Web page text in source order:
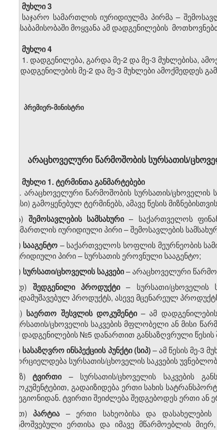
მუხლი 3
საჯარო სამართლის იურიდიულმა პირმა –
შესაბამისობაში მოყვანა ამ დადგენილების
მუხლი 4
1. დადგენილება, გარდა მე-2 და მე-3 მუხლებისა,
2. დადგენილების მე-2 და მე-3 მუხლები ამოქმედდეს
პრემიერ-მინისტრი
არაცხოველური წარმოშობის სურსათის/
მუხლი 1.ტერმინთაგანმარტებები
1. არაცხოველური წარმოშობის სურსათის/ცხოველის
წესი) გამოყენებულ ტერ­მი­ნებს, ამავე წესის
ა) შემოსავლების სამსახური– სა­ქართველოს
სამართლის იუ­რი­დიული პირი – შემოსავლების
ბ) სააგენტო – საქართველოს სოფლის მეურნეობის
იურიდიული პირი – სურსათის ეროვნული სა­აგენტო;
გ) სურსათი/ცხოველისსაკვები– არაცხოველური
დ) შედგენილიპროდუქტი– სურსათი/ცხოველის
გადამუშავებულ პროდუქტს, ასევე მცენარეულ
ე) საერთო შესვლის დოკუმენტი– ამ
სურსათის/ცხოველის საკვების მფლობელი ან მისი
ამ დადგენილების №5 დანართით განსაზღვრული წესის
ვ) სასაზღვროინსპექციისპუნქტი (სიპ)– ამ წესის მე-3
ხორციელდება სურსათის/ცხოველის საკვების
ზ)ტვირთი– სურსათის/ცხოველის საკვების
დოკუმენტებით, გადაიზიდება ერთი სახის
რეგიონიდან. ტვირთი შეიძლება შედგებოდეს ერთი ან
თ)პარტია – ერთი სახეობისა და დასახელების
გამოშვებული ერთისა და იმავე მწარმოებლის